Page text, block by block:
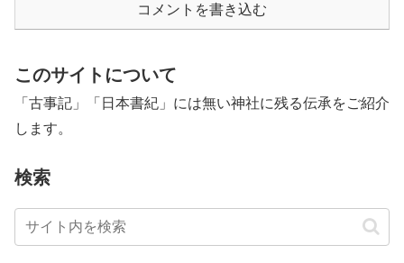
コメントを書き込む
このサイトについて
「古事記」「日本書紀」には無い神社に残る伝承をご紹介
します。
検索